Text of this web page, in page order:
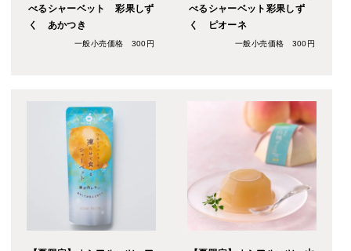
べるシャーベット 彩果しず
く あかつき
一般小売価格 300円
べるシャーベット彩果しず
く ピオーネ
一般小売価格 300円